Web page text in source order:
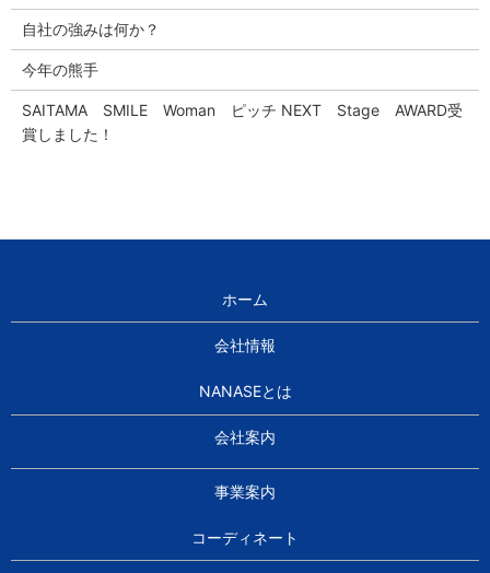
自社の強みは何か？
今年の熊手
SAITAMA SMILE Woman ピッチ NEXT Stage AWARD受
賞しました！
ホーム
会社情報
NANASEとは
会社案内
事業案内
コーディネート